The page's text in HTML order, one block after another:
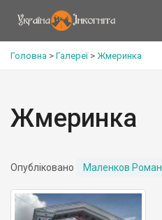
Головна > Галереї> Жмеринка
Жмеринка
Опубліковано Маленков Роман